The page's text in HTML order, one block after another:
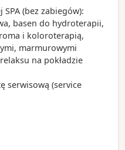
(bez zabiegów):
basen do hydroterapii,
i koloroterapią,
marmurowymi
na pokładzie
serwisową (service